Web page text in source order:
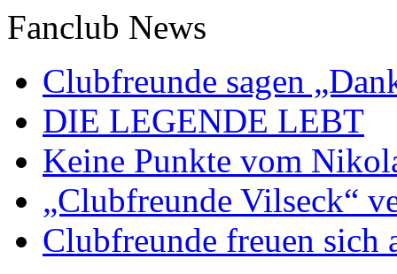
Fanclub News
Clubfreunde sagen
DIE LEGENDE LEBT
Keine Punkte vom
„Clubfreunde Vilseck“
Clubfreunde freuen sich